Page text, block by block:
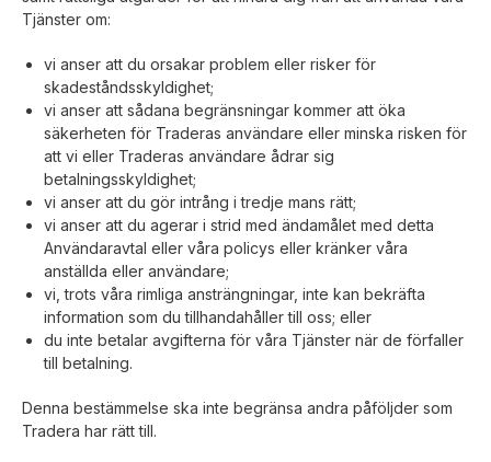
Tjänster om:
vi anser att du orsakar problem eller risker för
skadeståndsskyldighet;
vi anser att sådana begränsningar kommer att öka
säkerheten för Traderas användare eller minska risken för
att vi eller Traderas användare ådrar sig
betalningsskyldighet;
vi anser att du gör intrång i tredje mans rätt;
vi anser att du agerar i strid med ändamålet med detta
Användaravtal eller våra policys eller kränker våra
anställda eller användare;
vi, trots våra rimliga ansträngningar, inte kan bekräfta
information som du tillhandahåller till oss; eller
du inte betalar avgifterna för våra Tjänster när de förfaller
till betalning.
Denna bestämmelse ska inte begränsa andra påföljder som
Tradera har rätt till.